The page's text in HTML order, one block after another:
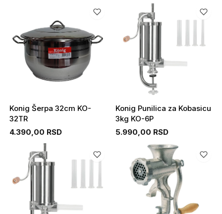
Konig Šerpa 32cm KO-
32TR
4.390,00 RSD
Konig Punilica za Kobasicu
3kg KO-6P
5.990,00 RSD